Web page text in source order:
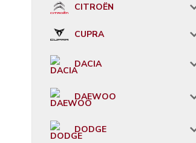
CITROËN
CUPRA
DACIA
DAEWOO
DODGE